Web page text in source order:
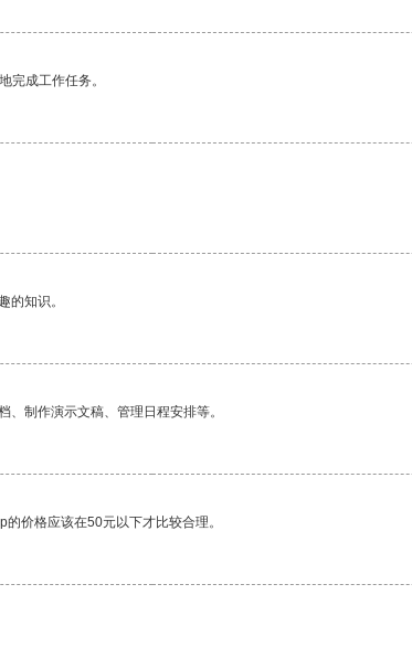
完成工作任务。
的知识。
制作演示文稿、管理日程安排等。
价格应该在50元以下才比较合理。